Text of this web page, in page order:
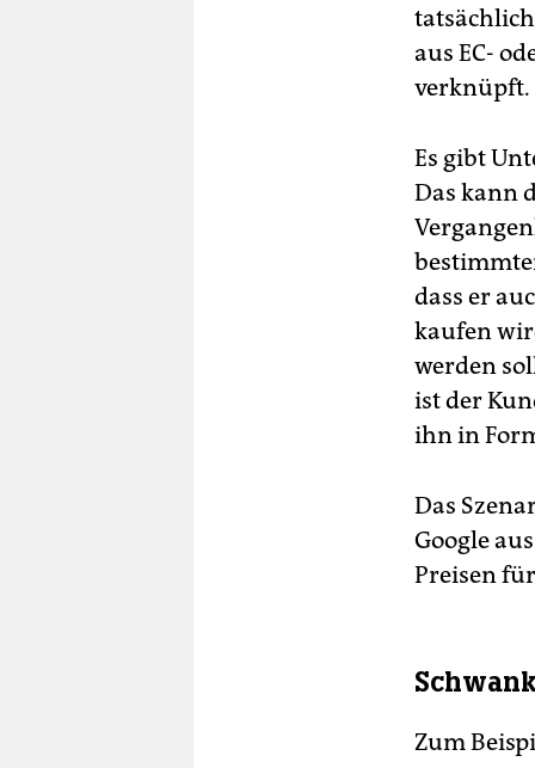
aus EC-
verknüpft.
Es gibt
Das kann
dass er
kaufen
werden
ist der
ihn in
Das
Google
Preisen
Zum